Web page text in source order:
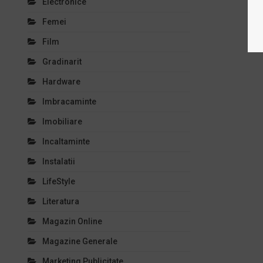
Femei
Film
Gradinarit
Hardware
Imbracaminte
Imobiliare
Incaltaminte
Instalatii
LifeStyle
Literatura
Magazin Online
Magazine Generale